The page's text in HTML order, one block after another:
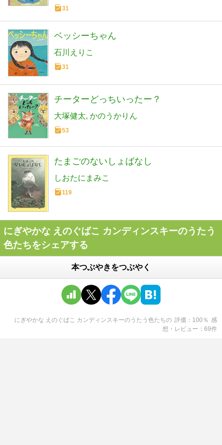
31
ベッシーちゃん
石川えりこ
31
チーターどっちいったー？
大塚健太 かのうかりん
53
たまごのないしょばなし
しおたにまみこ
119
にぎやかな えのぐばこ カンディンスキーのうたう
色たちをシェアする
本つぶやきをつぶやく
にぎやかな えのぐばこ カンディンスキーのうたう色たちの 評価 100 ％ 感
想・レビュー
69件